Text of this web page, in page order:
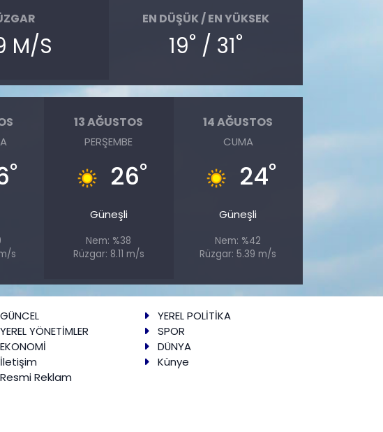
M/S
EN DÜŞÜK / EN YÜKSEK
19° / 31°
°
s
13 AĞUSTOS
PERŞEMBE
26°
Güneşli
Nem: %38
Rüzgar: 8.11 m/s
14 AĞUSTOS
CUMA
24°
Güneşli
Nem: %42
Rüzgar: 5.39 m/s
GÜNCEL
YEREL POLİTİKA
YEREL YÖNETİMLER
SPOR
EKONOMİ
DÜNYA
İletişim
Künye
Resmi Reklam